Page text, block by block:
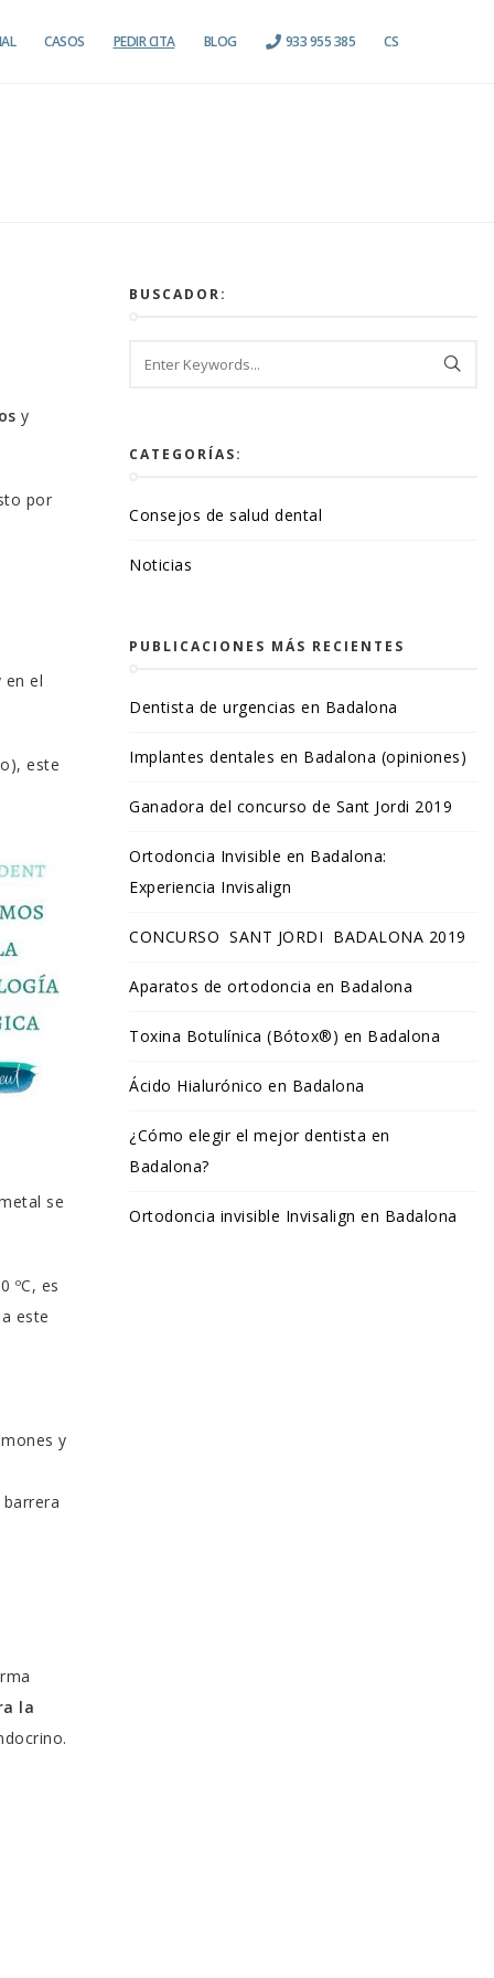
CASOS PEDIR CITA BLOG 933 955 385 CS
y
por
en el
este
se
ºC, es
este
y
la
BUSCADOR:
CATEGORÍAS:
Consejos de salud dental
Noticias
PUBLICACIONES MÁS RECIENTES
Dentista de urgencias en Badalona
Implantes dentales en Badalona (opiniones)
Ganadora del concurso de Sant Jordi 2019
Ortodoncia Invisible en Badalona:
Experiencia Invisalign
CONCURSO SANT JORDI BADALONA 2019
Aparatos de ortodoncia en Badalona
Toxina Botulínica (Bótox®) en Badalona
Ácido Hialurónico en Badalona
¿Cómo elegir el mejor dentista en
Badalona?
Ortodoncia invisible Invisalign en Badalona